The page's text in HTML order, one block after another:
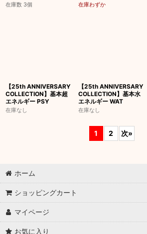
在庫数 3個 在庫わずか
【25th ANNIVERSARY
COLLECTION】基本超
エネルギー PSY
在庫なし
【25th ANNIVERSARY
COLLECTION】基本水
エネルギー WAT
在庫なし
1 2 次»
ホーム
ショッピングカート
マイページ
お気に入り